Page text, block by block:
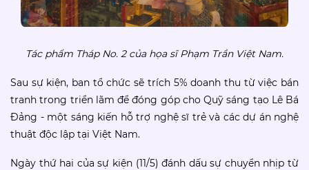
Tác phẩm Tháp No. 2 của họa sĩ Phạm Trần Việt Nam.
Sau sự kiện, ban tổ chức sẽ trích 5% doanh thu từ việc bán
tranh trong triển lãm để đóng góp cho Quỹ sáng tạo Lê Bá
Đảng - một sáng kiến hỗ trợ nghệ sĩ trẻ và các dự án nghệ
thuật độc lập tại Việt Nam.
Ngày thứ hai của sự kiện (11/5) đánh dấu sự chuyển nhịp từ